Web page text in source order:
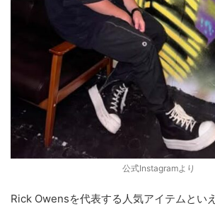
公式Instagramより
Rick Owensを代表する人気アイテムといえ